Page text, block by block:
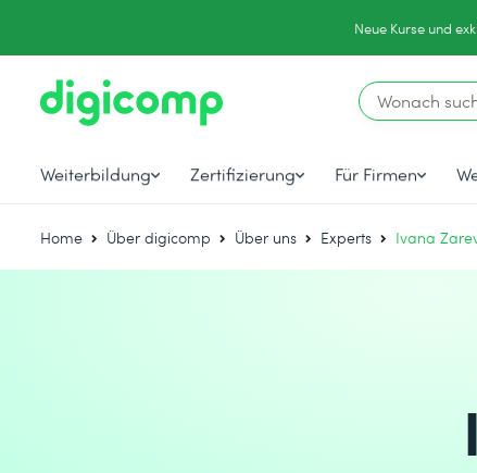
Neue Kurse und
Weiterbildung Zertifizierung Für Firmen
Home Über digicomp Über uns Experts Ivana